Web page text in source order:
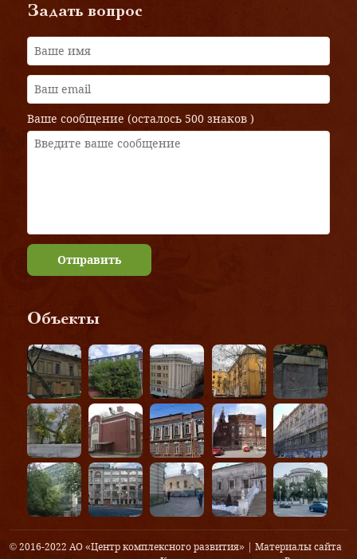
Задать вопрос
Ваше сообщение (осталось 500 знаков )
Отправить
Объекты
© 2016-2022 АО «Центр комплексного развития» | Материалы сайта